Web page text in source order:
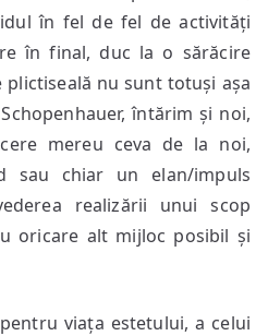
în fel de fel de activități
în final, duc la o sărăcire
nu sunt totuși așa
întărim și noi,
mereu ceva de la noi,
sau chiar un elan/impuls
realizării unui scop
oricare alt mijloc posibil și
viața estetului, a celui